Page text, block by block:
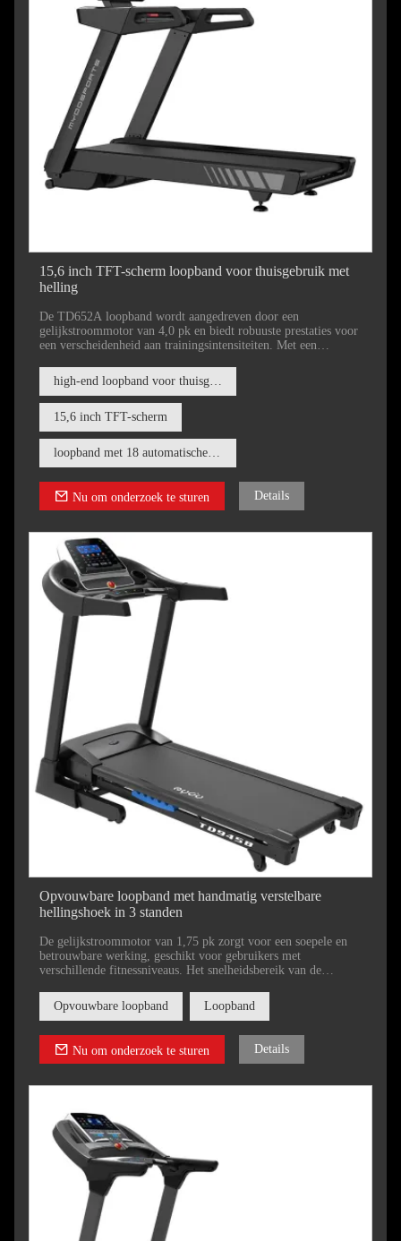
15,6 inch TFT-scherm loopband voor thuisgebruik met
helling
De TD652A loopband wordt aangedreven door een
gelijkstroommotor van 4,0 pk en biedt robuuste prestaties voor
een verscheidenheid aan trainingsintensiteiten. Met een
TD652A voldoende ruimte voor comfortabel en onbeperkt
hardlopen.
15,6 inch TFT-scherm
Nu om onderzoek te sturen Details
Opvouwbare loopband met handmatig verstelbare
hellingshoek in 3 standen
De gelijkstroommotor van 1,75 pk zorgt voor een soepele en
betrouwbare werking, geschikt voor gebruikers met
verschillende fitnessniveaus. Het snelheidsbereik van de
hellingshoekverstelling maken hem geschikt voor wandelen,
joggen en hardlopen. Met een loopoppervlak van 1300 x 440
trainen.
Opvouwbare loopband Loopband
Nu om onderzoek te sturen Details